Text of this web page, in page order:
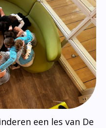
een les van De